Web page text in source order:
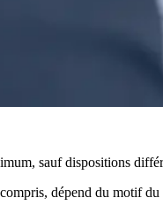
sauf dispositions
dépend du motif